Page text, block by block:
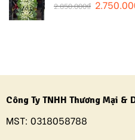
2.850.000₫
Công Ty TNHH Thương Mại &
MST: 0318058788